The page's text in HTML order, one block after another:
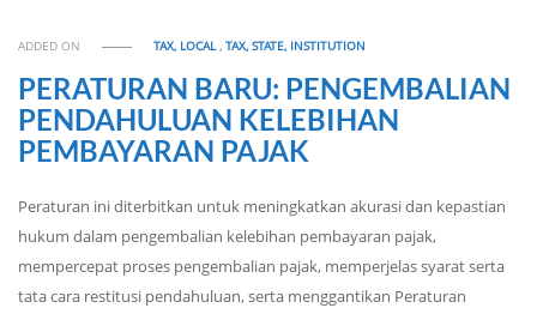
ADDED ON TAX, LOCAL,TAX, STATE, INSTITUTION
PERATURAN BARU: PENGEMBALIAN
PENDAHULUAN KELEBIHAN
PEMBAYARAN PAJAK
Peraturan ini diterbitkan untuk meningkatkan akurasi dan kepastian
hukum dalam pengembalian kelebihan pembayaran pajak,
mempercepat proses pengembalian pajak, memperjelas syarat serta
tata cara restitusi pendahuluan, serta menggantikan Peraturan